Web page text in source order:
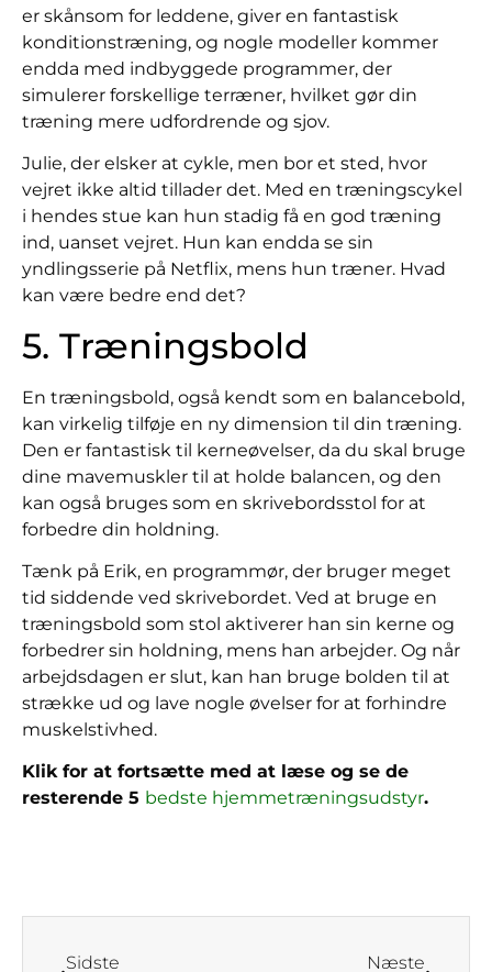
er skånsom for leddene, giver en fantastisk
konditionstræning, og nogle modeller kommer
endda med indbyggede programmer, der
simulerer forskellige terræner, hvilket gør din
træning mere udfordrende og sjov.
Julie, der elsker at cykle, men bor et sted, hvor
vejret ikke altid tillader det. Med en træningscykel
i hendes stue kan hun stadig få en god træning
ind, uanset vejret. Hun kan endda se sin
yndlingsserie på Netflix, mens hun træner. Hvad
kan være bedre end det?
5. Træningsbold
En træningsbold, også kendt som en balancebold,
kan virkelig tilføje en ny dimension til din træning.
Den er fantastisk til kerneøvelser, da du skal bruge
dine mavemuskler til at holde balancen, og den
kan også bruges som en skrivebordsstol for at
forbedre din holdning.
Tænk på Erik, en programmør, der bruger meget
tid siddende ved skrivebordet. Ved at bruge en
træningsbold som stol aktiverer han sin kerne og
forbedrer sin holdning, mens han arbejder. Og når
arbejdsdagen er slut, kan han bruge bolden til at
strække ud og lave nogle øvelser for at forhindre
muskelstivhed.
Klik for at fortsætte med at læse og se de
resterende 5 bedste hjemmetræningsudstyr.
Sidste Næste